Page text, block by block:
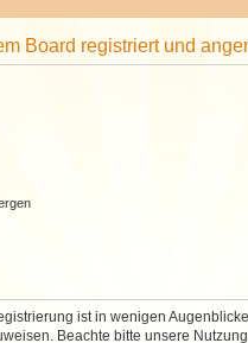
Board registriert und
ist in wenigen
Beachte bitte unsere